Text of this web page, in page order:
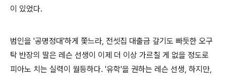
이 있었다.
범인을 '공명정대'하게 쫓느라, 전셋집 대출금 갚기도 빠듯한 오구
탁 반장의 딸은 레슨 선생이 이제 더 이상 가르칠 게 없을 정도로
피아노 치는 실력이 월등하다. '유학'을 권하는 레슨 선생, 하지만,